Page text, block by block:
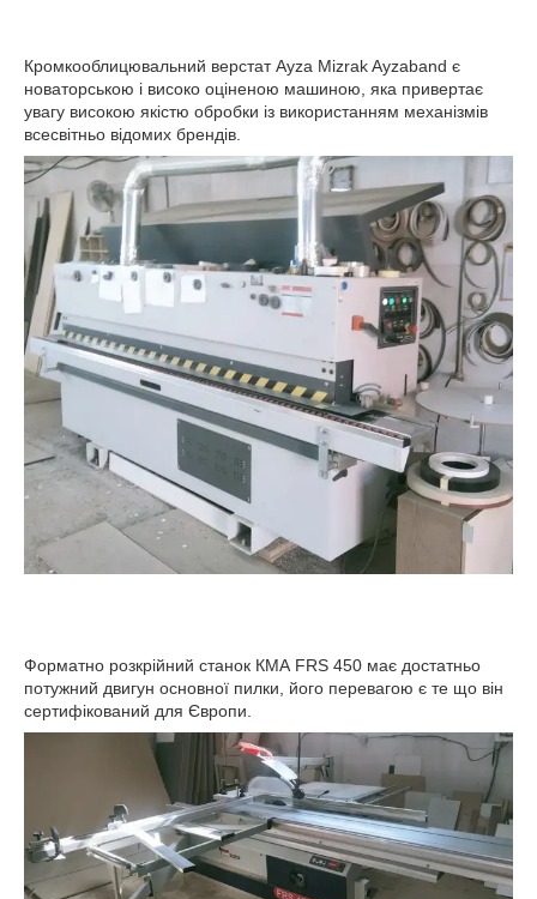
Кромкооблицювальний верстат Ayza Mizrak Ayzaband є
новаторською і високо оціненою машиною, яка привертає
увагу високою якістю обробки із використанням механізмів
всесвітньо відомих брендів.
Форматно розкрійний станок КМА FRS 450 має достатньо
потужний двигун основної пилки, його перевагою є те що він
сертифікований для Європи.